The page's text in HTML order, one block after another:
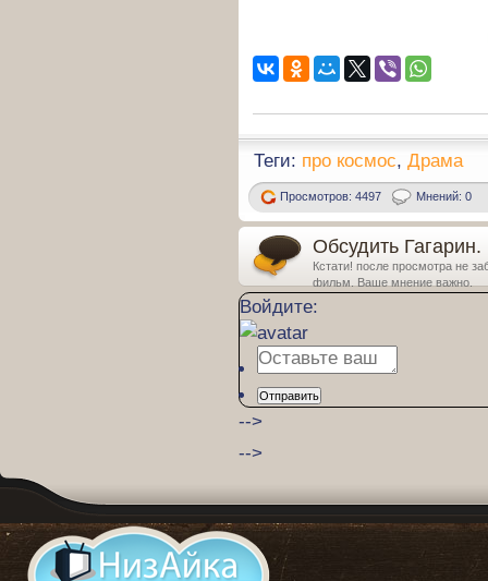
Теги: про космос, Драма
Просмотров: 4497 Мнений: 0
Обсудить
Кстати! после просмотра не
фильм. Ваше мнение важно.
Войдите:
Отправить
-->
-->